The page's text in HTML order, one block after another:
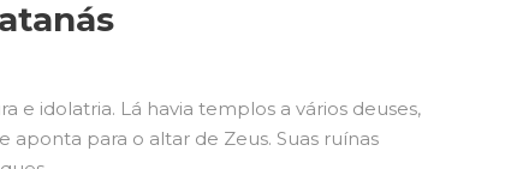
e idolatria. Lá havia templos a vários deuses,
para o altar de Zeus. Suas ruínas